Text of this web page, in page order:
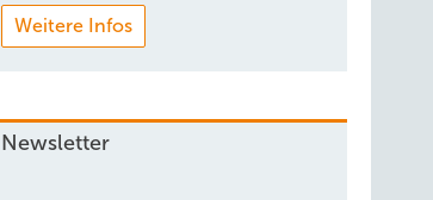
Weitere Infos
Newsletter